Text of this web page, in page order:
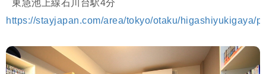
東急池上線石川台駅4分
https://stayjapan.com/area/tokyo/otaku/higashiyukigaya/